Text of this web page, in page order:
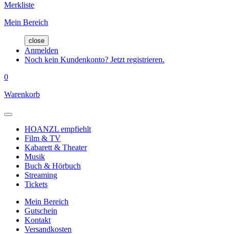
Merkliste
Mein Bereich
close
Anmelden
Noch kein Kundenkonto? Jetzt registrieren.
0
Warenkorb
HOANZL empfiehlt
Film & TV
Kabarett & Theater
Musik
Buch & Hörbuch
Streaming
Tickets
Mein Bereich
Gutschein
Kontakt
Versandkosten